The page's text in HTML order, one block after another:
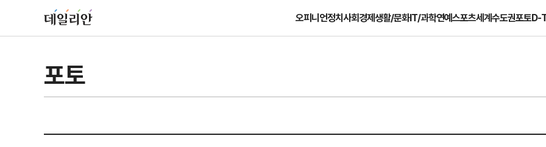
오피니언정치사회경제생활/문화IT/과학연예스포츠세계수도권포토D-
포토